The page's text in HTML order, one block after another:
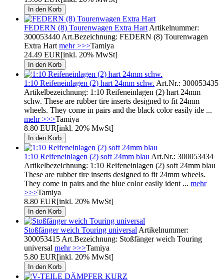
FEDERN (8) Tourenwagen Extra Hart Artikelnummer:
300053440 Art.Bezeichnung: FEDERN (8) Tourenwagen
Extra Hart mehr >>>Tamiya
24.49 EUR[inkl. 20% MwSt]
1:10 Reifeneinlagen (2) hart 24mm schw. Art.Nr.: 300053435
Artikelbezeichnung: 1:10 Reifeneinlagen (2) hart 24mm
schw. These are rubber tire inserts designed to fit 24mm
wheels. They come in pairs and the black color easily ide ...
mehr >>>Tamiya
8.80 EUR[inkl. 20% MwSt]
1:10 Reifeneinlagen (2) soft 24mm blau Art.Nr.: 300053434
Artikelbezeichnung: 1:10 Reifeneinlagen (2) soft 24mm blau
These are rubber tire inserts designed to fit 24mm wheels.
They come in pairs and the blue color easily ident ... mehr
>>>Tamiya
8.80 EUR[inkl. 20% MwSt]
Stoßfänger weich Touring universal Artikelnummer:
300053415 Art.Bezeichnung: Stoßfänger weich Touring
universal mehr >>>Tamiya
5.80 EUR[inkl. 20% MwSt]